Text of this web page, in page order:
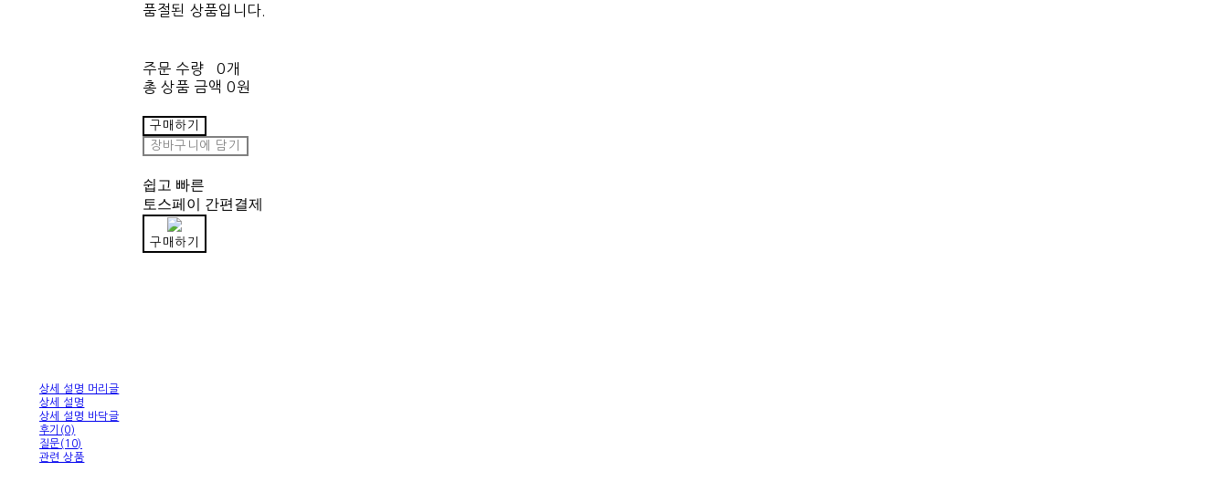
품절된 상품입니다.
주문 수량
0개
총 상품 금액 0원
구매하기
장바구니에 담기
쉽고 빠른
토스페이 간편결제
구매하기
상세 설명 머리글
상세 설명
상세 설명 바닥글
후기(0)
질문(10)
관련 상품